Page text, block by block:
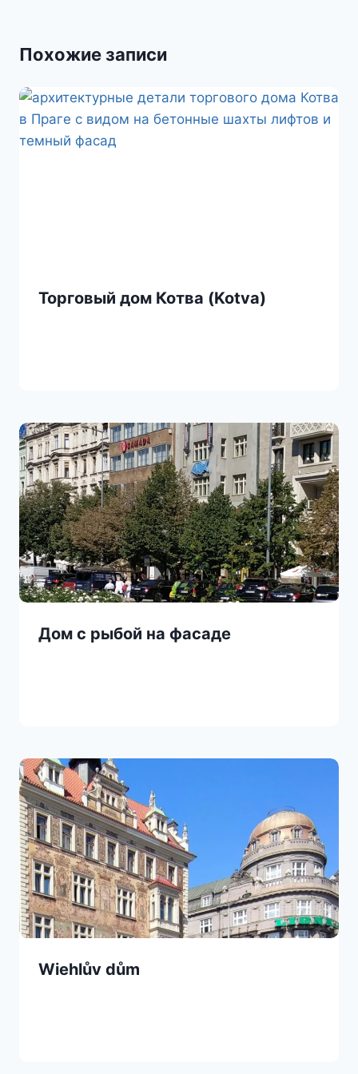
n
i
ь
Похожие записи
Торговый дом Котва (Kotva)
Дом с рыбой на фасаде
Wiehlův dům